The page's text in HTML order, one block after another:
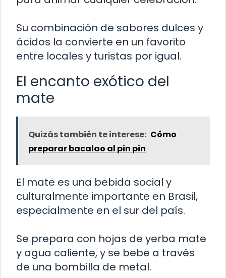
Su combinación de sabores dulces y
ácidos la convierte en un favorito
entre locales y turistas por igual.
El encanto exótico del
mate
Quizás también te interese: Cómo
preparar bacalao al pin pin
El mate es una bebida social y
culturalmente importante en Brasil,
especialmente en el sur del país.
Se prepara con hojas de yerba mate
y agua caliente, y se bebe a través
de una bombilla de metal.